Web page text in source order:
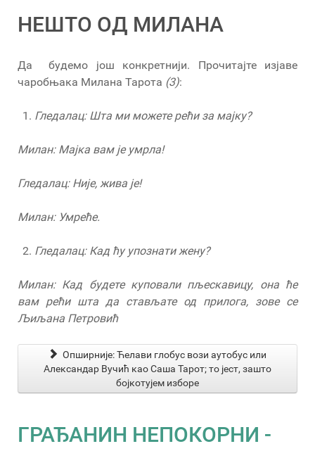
НЕШТО ОД МИЛАНА
Да будемо још конкретнији. Прочитајте изјаве
чаробњака Милана Тарота (3):
Гледалац: Шта ми можете рећи за мајку?
Милан: Мајка вам је умрла!
Гледалац: Није, жива је!
Милан: Умреће.
Гледалац: Кад ћу упознати жену?
Милан: Кад будете куповали пљескавицу, она ће
вам рећи шта да стављате од прилога, зове се
Љиљана Петровић
Опширније: Ћелави глобус вози аутобус или
Александар Вучић као Саша Тарот; то јест, зашто
бојкотујем изборе
ГРАЂАНИН НЕПОКОРНИ -